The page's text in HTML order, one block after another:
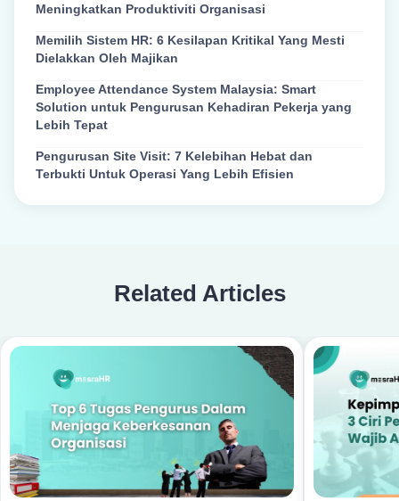
Meningkatkan Produktiviti Organisasi
Memilih Sistem HR: 6 Kesilapan Kritikal Yang Mesti
Dielakkan Oleh Majikan
Employee Attendance System Malaysia: Smart
Solution untuk Pengurusan Kehadiran Pekerja yang
Lebih Tepat
Pengurusan Site Visit: 7 Kelebihan Hebat dan
Terbukti Untuk Operasi Yang Lebih Efisien
Related Articles